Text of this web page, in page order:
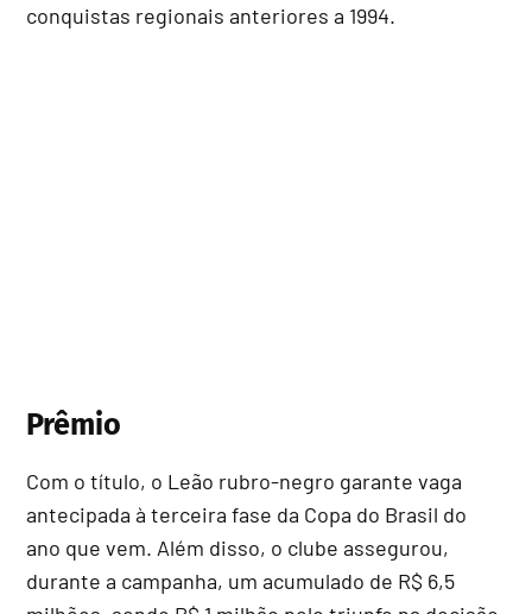
conquistas regionais anteriores a 1994.
Prêmio
Com o título, o Leão rubro-negro garante vaga
antecipada à terceira fase da Copa do Brasil do
ano que vem. Além disso, o clube assegurou,
durante a campanha, um acumulado de R$ 6,5